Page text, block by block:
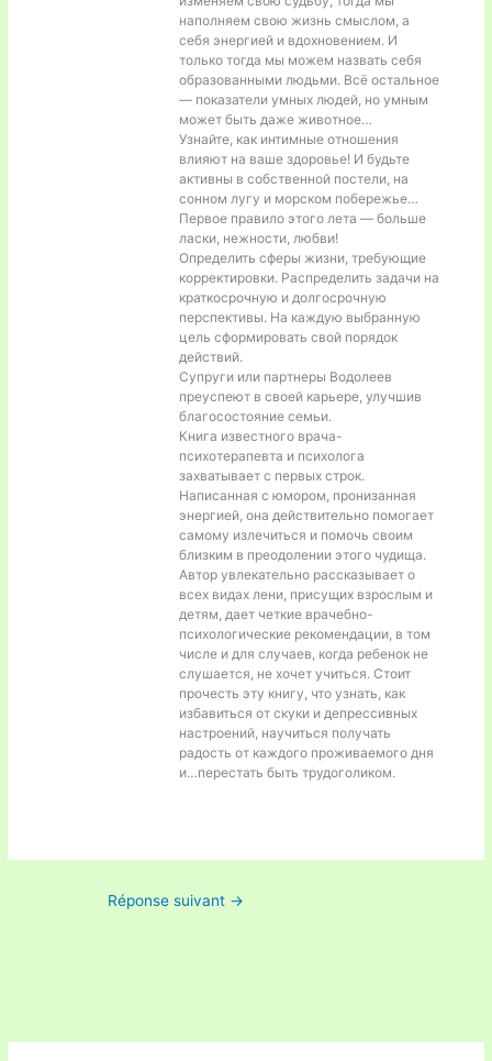
наполняем свою жизнь смыслом, а
себя энергией и вдохновением. И
только тогда мы можем назвать себя
образованными людьми. Всё остальное
— показатели умных людей, но умным
может быть даже животное…
Узнайте, как интимные отношения
влияют на ваше здоровье! И будьте
активны в собственной постели, на
сонном лугу и морском побережье…
Первое правило этого лета — больше
ласки, нежности, любви!
Определить сферы жизни, требующие
корректировки. Распределить задачи на
краткосрочную и долгосрочную
перспективы. На каждую выбранную
цель сформировать свой порядок
действий.
Супруги или партнеры Водолеев
преуспеют в своей карьере, улучшив
благосостояние семьи.
Книга известного врача-
психотерапевта и психолога
захватывает с первых строк.
Написанная с юмором, пронизанная
энергией, она действительно помогает
самому излечиться и помочь своим
близким в преодолении этого чудища.
Автор увлекательно рассказывает о
всех видах лени, присущих взрослым и
детям, дает четкие врачебно-
психологические рекомендации, в том
числе и для случаев, когда ребенок не
слушается, не хочет учиться. Стоит
прочесть эту книгу, что узнать, как
избавиться от скуки и депрессивных
настроений, научиться получать
радость от каждого проживаемого дня
и…перестать быть трудоголиком.
Réponse suivant →